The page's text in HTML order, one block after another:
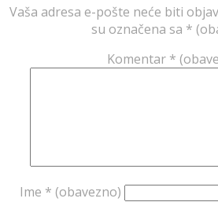
Vaša adresa e-pošte neće biti
su označena sa *
Komentar *
Ime * (obavezno)